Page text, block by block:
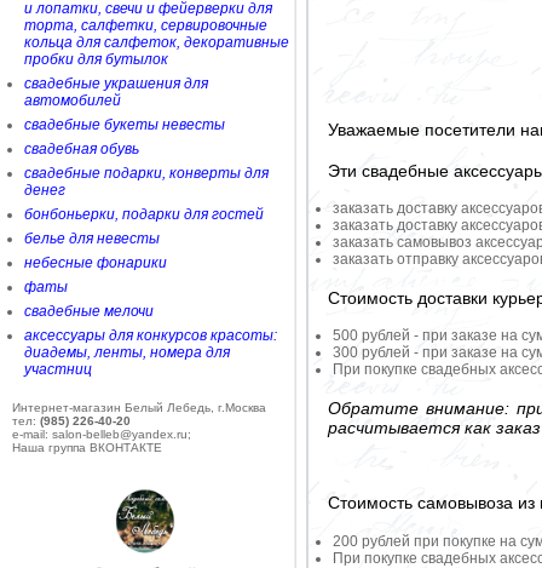
и лопатки, свечи и фейерверки для
торта, салфетки, сервировочные
кольца для салфеток, декоративные
пробки для бутылок
свадебные украшения для
автомобилей
свадебные букеты невесты
свадебная обувь
свадебные подарки, конверты для
денег
бонбоньерки, подарки для гостей
белье для невесты
небесные фонарики
фаты
свадебные мелочи
аксессуары для конкурсов красоты:
диадемы, ленты, номера для
участниц
Интернет-магазин Белый Лебедь, г.Москва
тел: (985) 226-40-20
e-mail: salon-belleb@yandex.ru;
Наша группа ВКОНТАКТЕ
Уважаемые посетители
Эти свадебные
заказать доставку
заказать доставку
заказать самовывоз
заказать отправку
Стоимость доставки
500 рублей - при заказе на
300 рублей - при заказе на
При покупке свадебных
Обратите внимание:
расчитывается как
Стоимость самовывоза из
200 рублей при покупке на
При покупке свадебных